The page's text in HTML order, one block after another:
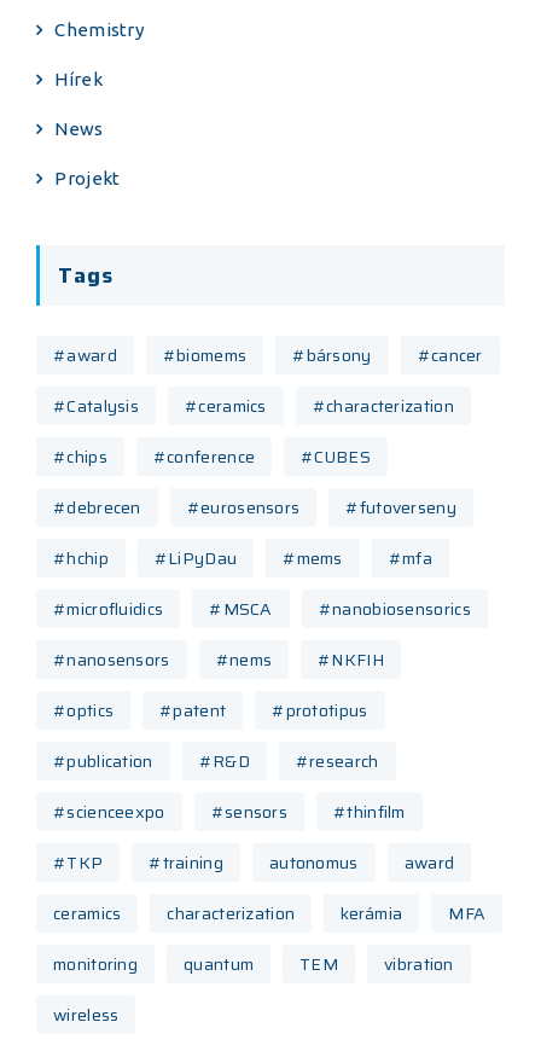
Chemistry
Hírek
News
Projekt
Tags
#award #biomems #bársony
#cancer
#Catalysis
#ceramics
#characterization
#chips
#conference
#CUBES
#debrecen
#eurosensors
#futoverseny
#hchip
#LiPyDau #mems
#mfa
#microfluidics
#MSCA
#nanobiosensorics
#nanosensors
#nems
#NKFIH
#optics
#patent
#prototipus
#publication
#R&D
#research
#scienceexpo
#sensors
#thinfilm
#TKP
#training autonomus
award
ceramics
characterization kerámia
MFA
monitoring
quantum TEM
vibration
wireless